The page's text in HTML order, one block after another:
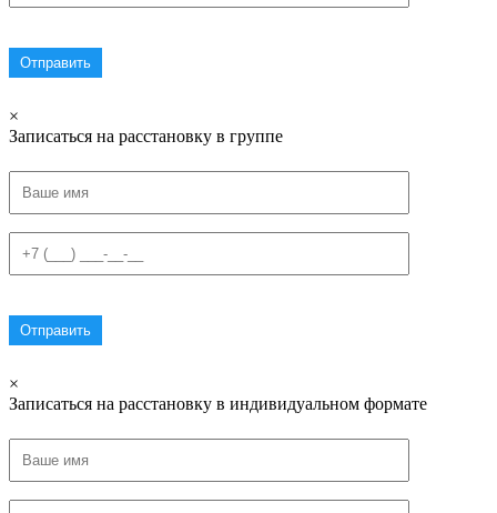
×
Записаться на расстановку в группе
×
Записаться на расстановку в индивидуальном формате